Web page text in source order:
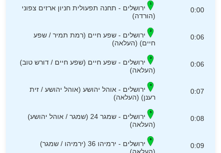
0:00
ירושלים - תחנה תפעולית חניון ארזים צפוני
(הורדה)
0:06
ירושלים - שפע חיים (רמת תמיר / שפע
חיים) (העלאה)
0:06
ירושלים - שפע חיים (שפע חיים / דורש טוב)
(העלאה)
0:07
ירושלים - אוהל יהושע (אוהל יהושע / זית
רענן) (העלאה)
0:08
ירושלים - שמגר 24 (שמגר / אוהל יהושע)
(העלאה)
0:09
ירושלים - ירמיהו 36 (ירמיהו / שמגר)